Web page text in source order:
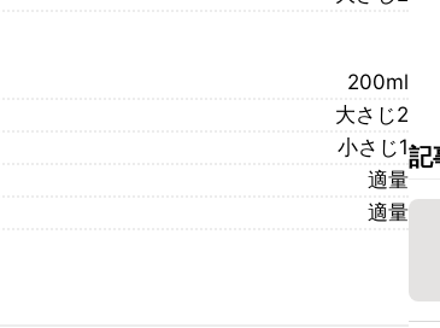
200ml
大さじ2
小さじ1
適量
適量
記